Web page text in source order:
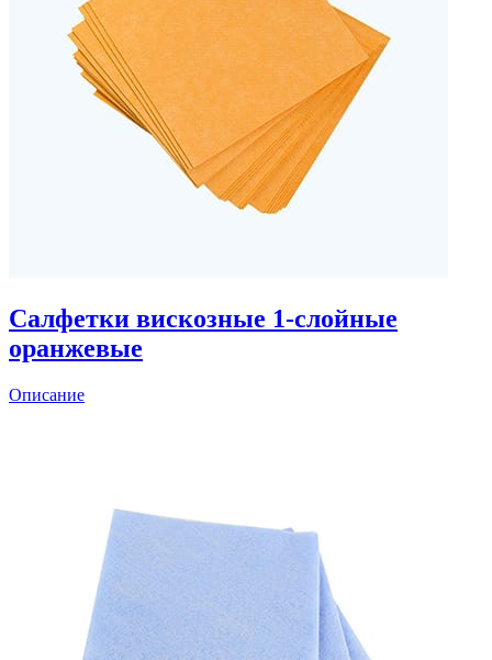
Салфетки вискозные 1-слойные
оранжевые
Описание